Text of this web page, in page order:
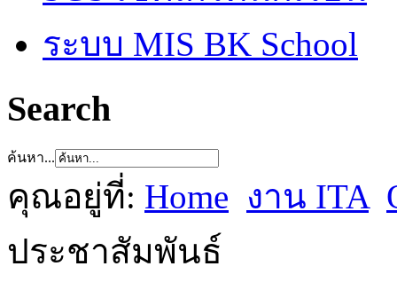
ระบบ MIS BK School
Search
ค้นหา...
คุณอยู่ที่: Home งาน ITA
ประชาสัมพันธ์